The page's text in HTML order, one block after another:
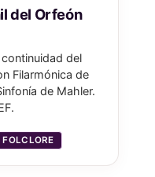
del Orfeón
del
Filarmónica de
de Mahler.
FOLCLORE